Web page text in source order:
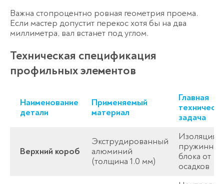
Важна стопроцентно ровная геометрия проема.
Если мастер допустит перекос хотя бы на два
миллиметра, вал встанет под углом.
Техническая спецификация
профильных элементов
Наименование
детали
Применяемый
материал
Главная
задача
Верхний короб
Экструдированный
алюминий
(толщина 1.0 мм)
Изоляция
блока от
осадков